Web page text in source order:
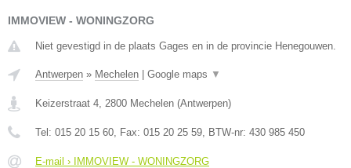
IMMOVIEW - WONINGZORG
Niet gevestigd in de plaats Gages en in de provincie Henegouwen.
Antwerpen » Mechelen Google maps ▼
Keizerstraat 4 2800 Mechelen (Antwerpen)
Tel: 015 20 15 60 , Fax: 015 20 25 59 , BTW-nr: 430 985 450
E-mail › IMMOVIEW - WONINGZORG